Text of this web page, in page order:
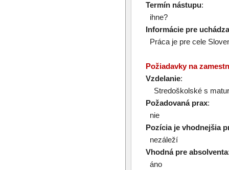
Termín nástupu:
ihne?
Informácie pre
Práca je pre cele
Požiadavky na
Vzdelanie:
Stredoškolské s
Požadovaná prax:
nie
Pozícia je vhodnejšia
nezáleží
Vhodná pre absolventa
áno